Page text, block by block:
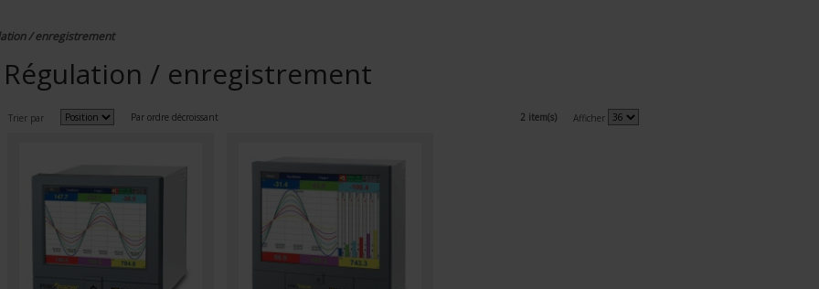
/ enregistrement
Régulation / enregistrement
Trier par Par ordre décroissant 2 item(s) Afficher